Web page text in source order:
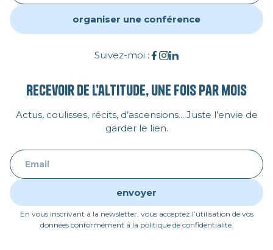
organiser une conférence
Suivez-moi :
Recevoir de l’altitude, une fois par mois
Actus, coulisses, récits, d’ascensions... Juste l’envie de
garder le lien.
En vous inscrivant à la newsletter, vous acceptez l’utilisation de vos
données conformément à la politique de confidentialité.